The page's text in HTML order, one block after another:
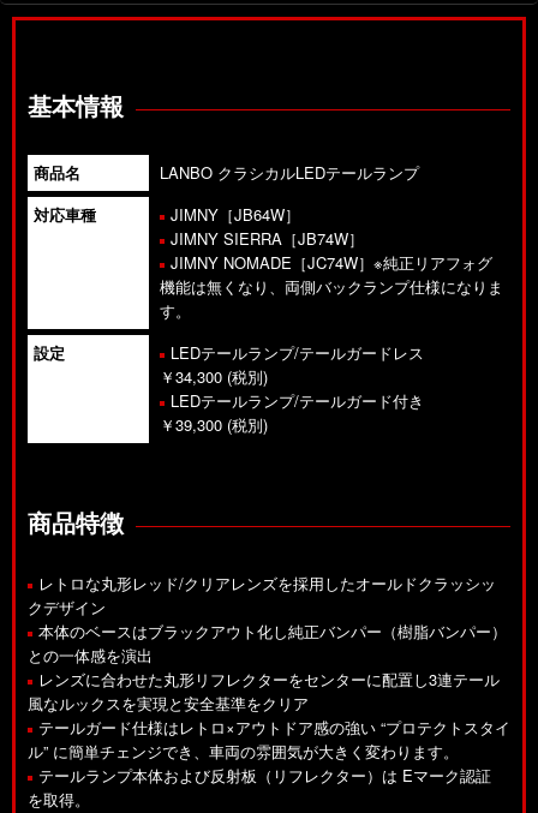
基本情報
商品名
LANBO クラシカルLEDテールランプ
対応車種
JIMNY［JB64W］
JIMNY SIERRA［JB74W］
JIMNY NOMADE［JC74W］※純正リアフォグ
機能は無くなり、両側バックランプ仕様になりま
す。
設定
LEDテールランプ/テールガードレス
￥34,300 (税別)
LEDテールランプ/テールガード付き
￥39,300 (税別)
商品特徴
レトロな丸形レッド/クリアレンズを採用したオールドクラッシッ
クデザイン
本体のベースはブラックアウト化し純正バンパー（樹脂バンパー）
との一体感を演出
レンズに合わせた丸形リフレクターをセンターに配置し3連テール
風なルックスを実現と安全基準をクリア
テールガード仕様はレトロ×アウトドア感の強い “プロテクトスタイ
ル” に簡単チェンジでき、車両の雰囲気が大きく変わります。
テールランプ本体および反射板（リフレクター）は Eマーク認証
を取得。